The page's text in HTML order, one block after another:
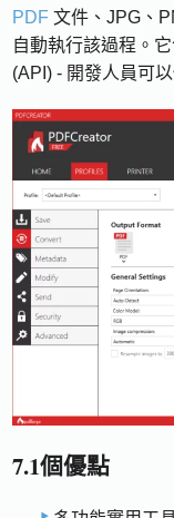
PDF 文件、JPG、
自動執行該過程。
(API) - 開發人員可
7.1個優點